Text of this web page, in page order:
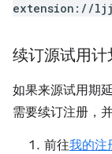
extension://
续订源试用计
如果来源试用期
需要续订注册，
前往我的注